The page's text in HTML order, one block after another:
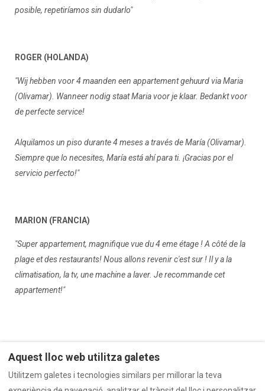
posible, repetiríamos sin dudarlo"
ROGER (HOLANDA)
"Wij hebben voor 4 maanden een appartement gehuurd via Maria
(Olivamar). Wanneer nodig staat Maria voor je klaar. Bedankt voor
de perfecte service!
Alquilamos un piso durante 4 meses a través de María (Olivamar).
Siempre que lo necesites, María está ahí para ti. ¡Gracias por el
servicio perfecto!"
MARION (FRANCIA)
"Super appartement, magnifique vue du 4 eme étage ! A côté de la
plage et des restaurants! Nous allons revenir c'est sur ! Il y a la
climatisation, la tv, une machine a laver. Je recommande cet
appartement!"
Aquest lloc web utilitza galetes
Utilitzem galetes i tecnologies similars per millorar la teva